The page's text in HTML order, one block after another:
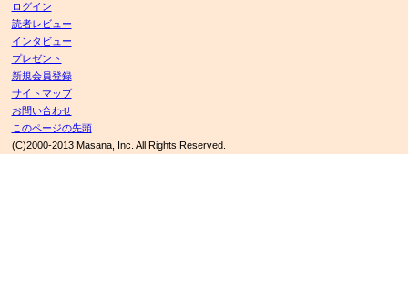
ログイン
読者レビュー
インタビュー
プレゼント
新規会員登録
サイトマップ
お問い合わせ
このページの先頭
(C)2000-2013 Masana, Inc. All Rights Reserved.